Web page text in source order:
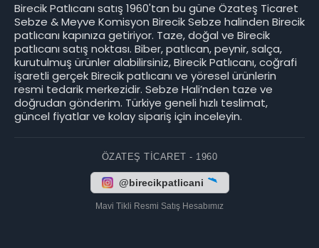
Birecik Patlıcanı satış 1960'tan bu güne Özateş Ticaret
Sebze & Meyve Komisyon Birecik Sebze halinden Birecik
patlıcanı kapınıza getiriyor. Taze, doğal ve Birecik
patlıcanı satış noktası. Biber, patlıcan, peynir, salça,
kurutulmuş ürünler alabilirsiniz, Birecik Patlıcanı, coğrafi
işaretli gerçek Birecik patlıcanı ve yöresel ürünlerin
resmi tedarik merkezidir. Sebze Hali’nden taze ve
doğrudan gönderim. Türkiye geneli hızlı teslimat,
güncel fiyatlar ve kolay sipariş için inceleyin.
ÖZATEŞ TICARET - 1960
@birecikpatlicani
Mavi Tikli Resmi Satış Hesabımız